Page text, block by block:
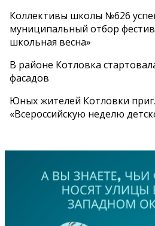
Коллективы школы №626
муниципальный отбор
школьная весна»
В районе Котловка
фасадов
Юных жителей Котловки
«Всероссийскую неделю